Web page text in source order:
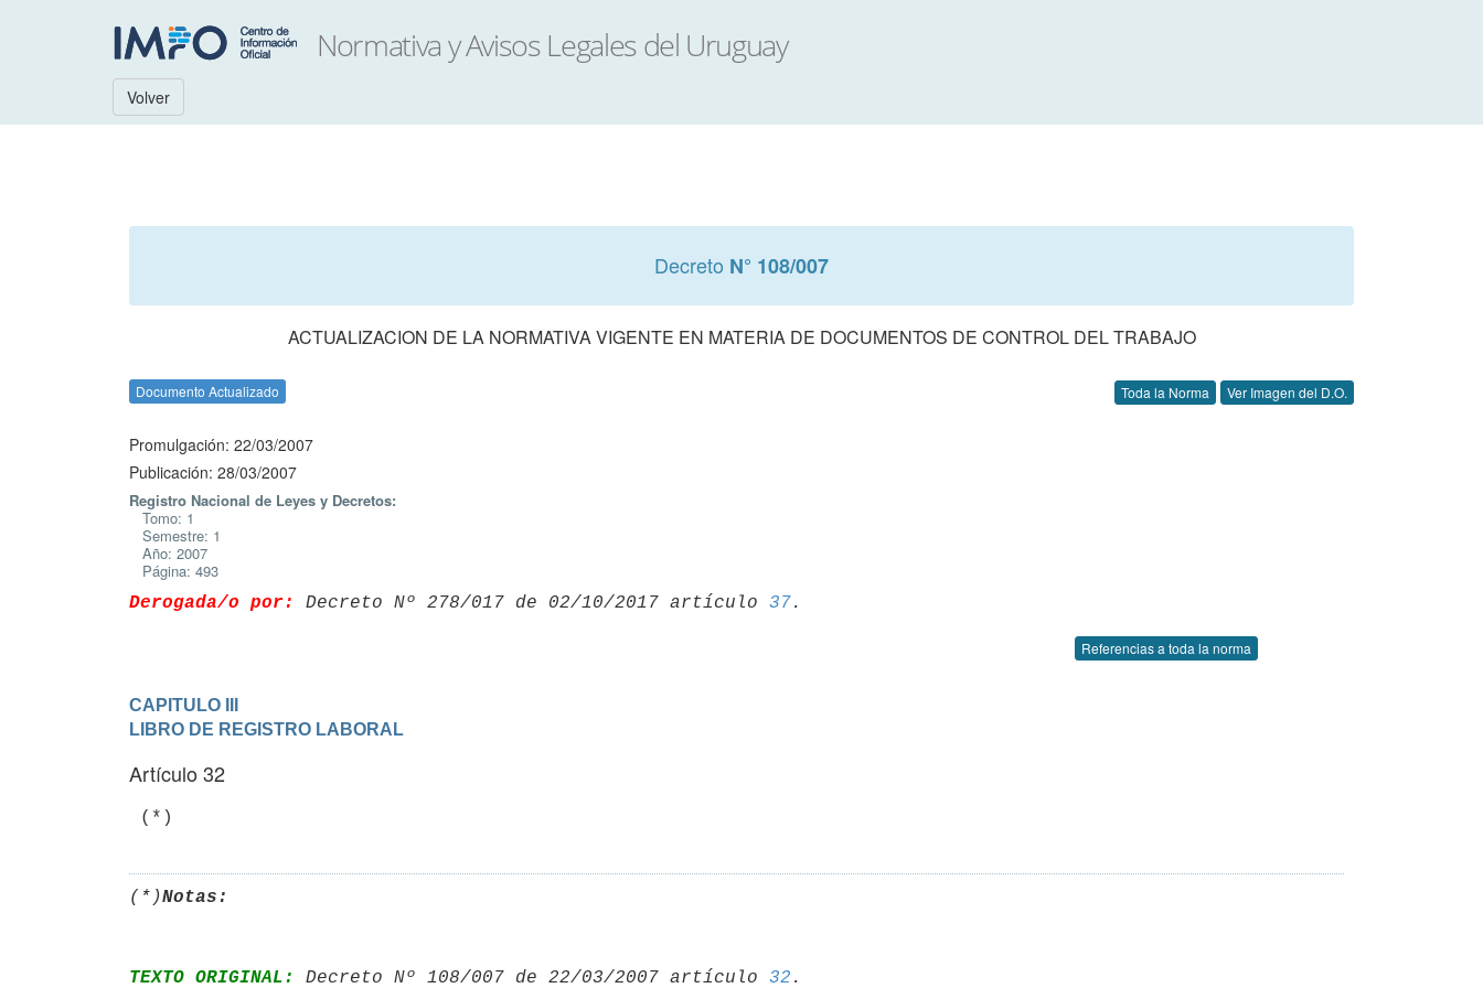
Volver
Decreto N° 108/007
ACTUALIZACION DE LA NORMATIVA VIGENTE EN MATERIA DE DOCUMENTOS DE CONTROL DEL TRABAJO
Documento Actualizado Toda la Norma Ver Imagen del D.O.
Promulgación: 22/03/2007
Publicación: 28/03/2007
Registro Nacional de Leyes y Decretos:
Tomo: 1
Semestre: 1
Año: 2007
Página: 493
Derogada/o por: Decreto Nº 278/017 de 02/10/2017 artículo 37
Referencias a toda la norma
CAPITULO III
LIBRO DE REGISTRO LABORAL
Artículo 32
(*)
(*)Notas:
TEXTO ORIGINAL: Decreto Nº 108/007 de 22/03/2007 artículo 32